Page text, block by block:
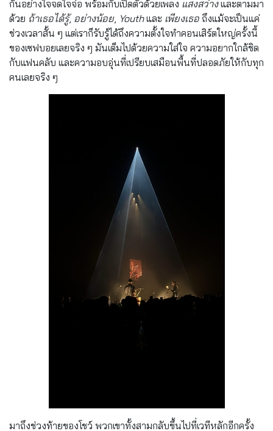
กันอย่างใจจดใจจ่อ พร้อมกับเปิดตัวด้วยเพลง แสงสว่างและตามมา
ด้วย ถ้าเธอได้รู้, อย่างน้อย, Youthและ เพียงเธอ ถึงแม้จะเป็นแค่
ช่วงเวลาสั้น ๆ แต่เราก็รับรู้ได้ถึงความตั้งใจทำคอนเสิร์ตใหญ่ครั้งนี้
ของเซฟบอยเลยจริง ๆ มันเต็มไปด้วยความใส่ใจ ความอยากใกล้ชิด
กับแฟนคลับ และความอบอุ่นที่เปรียบเสมือนพื้นที่ปลอดภัยให้กับทุก
คนเลยจริง ๆ
มาถึงช่วงท้ายของโชว์ พวกเขาทั้งสามกลับขึ้นไปที่เวทีหลักอีกครั้ง